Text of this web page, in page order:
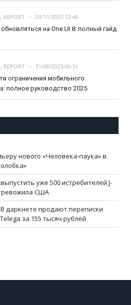
REPORT
03/11/2025 12:46
на One UI 8: полный гайд
REPORT
31/08/2025 00:31
ограничения мобильного
полное руководство 2025
нового «Человека-паука» в
уже 500 истребителей J-
США
В даркнете продают переписки
за 155 тысяч рублей